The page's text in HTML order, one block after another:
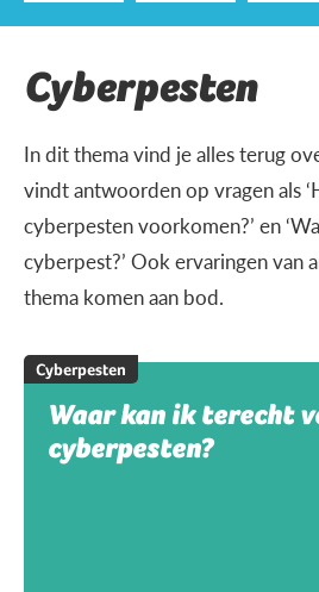
Cyberpesten
In dit thema vind je alles terug
vindt antwoorden op vragen als
cyberpesten voorkomen?’ en
cyberpest?’ Ook ervaringen van
thema komen aan bod.
Cyberpesten
Waar kan ik terecht
cyberpesten?